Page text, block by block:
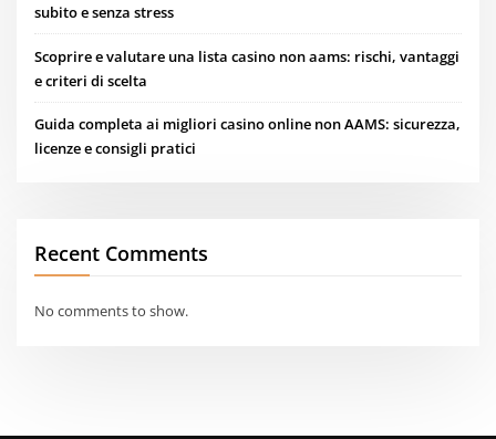
subito e senza stress
Scoprire e valutare una lista casino non aams: rischi, vantaggi
e criteri di scelta
Guida completa ai migliori casino online non AAMS: sicurezza,
licenze e consigli pratici
Recent Comments
No comments to show.